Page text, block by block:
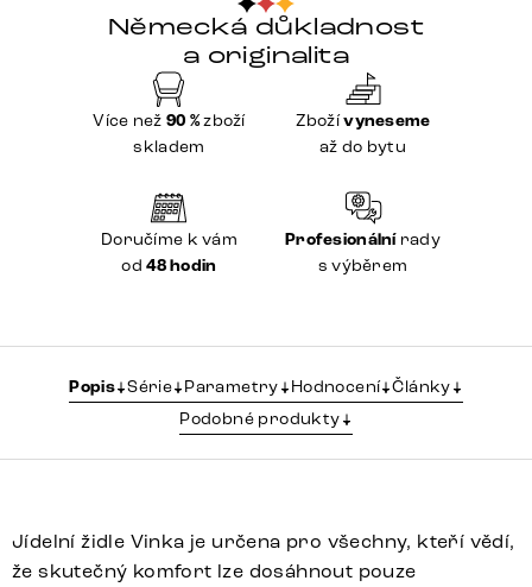
Německá důkladnost
a originalita
Více než 90 %zboží
skladem
Zbožívyneseme
až do bytu
Doručíme k vám
od48 hodin
Profesionálnírady
s výběrem
Popis Série Parametry Hodnocení Články
Podobné produkty
Jídelní židle Vinka je určena pro všechny, kteří vědí,
že skutečný komfort lze dosáhnout pouze